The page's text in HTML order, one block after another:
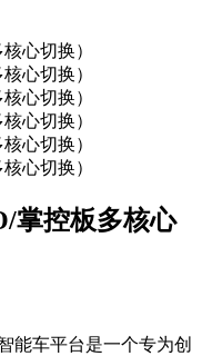
掌控板多核心
能车平台是一个专为创